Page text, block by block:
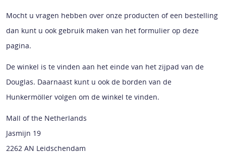
Mocht u vragen hebben over onze producten of een bestelling
dan kunt u ook gebruik maken van het formulier op deze
pagina.
De winkel is te vinden aan het einde van het zijpad van de
Douglas. Daarnaast kunt u ook de borden van de
Hunkermöller volgen om de winkel te vinden.
Mall of the Netherlands
Jasmijn 19
2262 AN Leidschendam